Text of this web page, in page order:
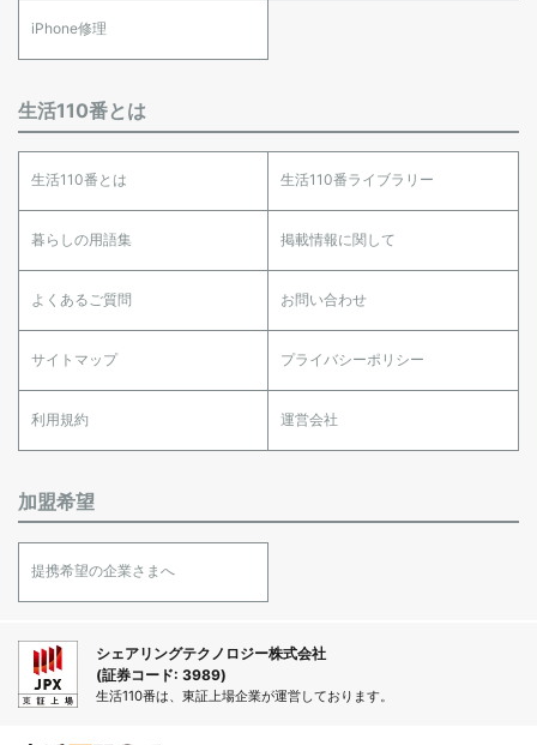
iPhone修理
生活110番とは
生活110番とは 生活110番ライブラリー
暮らしの用語集 掲載情報に関して
よくあるご質問 お問い合わせ
サイトマップ プライバシーポリシー
利用規約 運営会社
加盟希望
提携希望の企業さまへ
シェアリングテクノロジー株式会社
(証券コード: 3989)
生活110番は、東証上場企業が運営しております。